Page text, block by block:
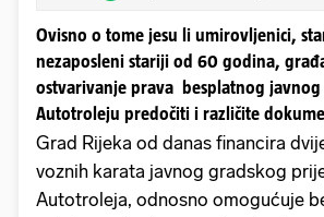
Ovisno o tome jesu li umirovljenici,
nezaposleni stariji od 60 godina,
ostvarivanje prava besplatnog
Autotroleju predočiti i različite
Grad Rijeka od danas financira
voznih karata javnog gradskog
Autotroleja, odnosno omogućuje